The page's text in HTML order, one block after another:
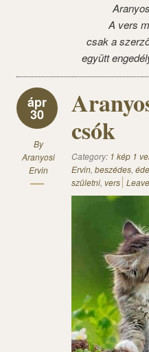
A vers
csak a
együtt
ápr
30
By
Aranyosi
Ervin
csók
Category: 1 kép 1
Ervin, beszédes,
születni, vers